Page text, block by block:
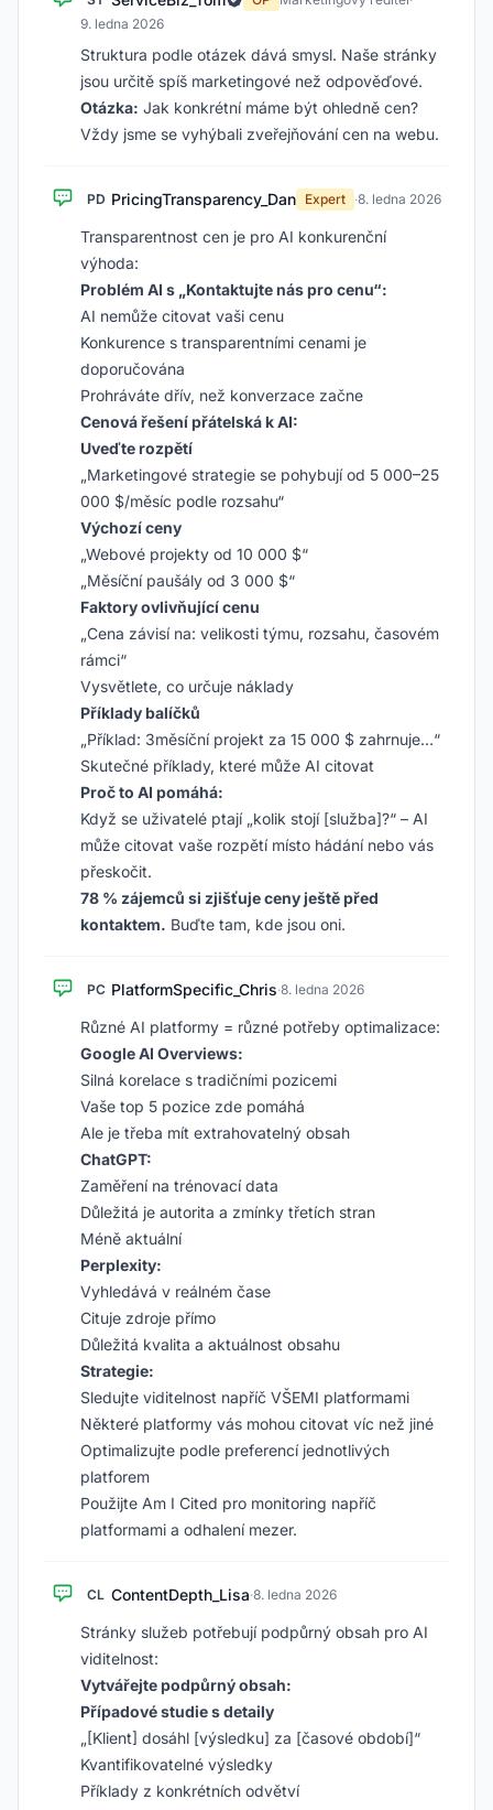
9. ledna 2026
Struktura podle otázek dává smysl. Naše stránky
jsou určitě spíš marketingové než odpověďové.
Otázka: Jak konkrétní máme být ohledně cen?
Vždy jsme se vyhýbali zveřejňování cen na webu.
PD PricingTransparency_Dan Expert ·8. ledna 2026
Transparentnost cen je pro AI konkurenční
výhoda:
Problém AI s „Kontaktujte nás pro cenu“:
AI nemůže citovat vaši cenu
Konkurence s transparentními cenami je
doporučována
Prohráváte dřív, než konverzace začne
Cenová řešení přátelská k AI:
Uveďte rozpětí
„Marketingové strategie se pohybují od 5 000–25
000 $/měsíc podle rozsahu“
Výchozí ceny
„Webové projekty od 10 000 $“
„Měsíční paušály od 3 000 $“
Faktory ovlivňující cenu
„Cena závisí na: velikosti týmu, rozsahu, časovém
rámci“
Vysvětlete, co určuje náklady
Příklady balíčků
„Příklad: 3měsíční projekt za 15 000 $ zahrnuje…“
Skutečné příklady, které může AI citovat
Proč to AI pomáhá:
Když se uživatelé ptají „kolik stojí [služba]?“ – AI
může citovat vaše rozpětí místo hádání nebo vás
přeskočit.
78 % zájemců si zjišťuje ceny ještě před
kontaktem. Buďte tam, kde jsou oni.
PC PlatformSpecific_Chris·8. ledna 2026
Různé AI platformy = různé potřeby optimalizace:
Google AI Overviews:
Silná korelace s tradičními pozicemi
Vaše top 5 pozice zde pomáhá
Ale je třeba mít extrahovatelný obsah
ChatGPT:
Zaměření na trénovací data
Důležitá je autorita a zmínky třetích stran
Méně aktuální
Perplexity:
Vyhledává v reálném čase
Cituje zdroje přímo
Důležitá kvalita a aktuálnost obsahu
Strategie:
Sledujte viditelnost napříč VŠEMI platformami
Některé platformy vás mohou citovat víc než jiné
Optimalizujte podle preferencí jednotlivých
platforem
Použijte Am I Cited pro monitoring napříč
platformami a odhalení mezer.
CL ContentDepth_Lisa·8. ledna 2026
Stránky služeb potřebují podpůrný obsah pro AI
viditelnost:
Vytvářejte podpůrný obsah:
Případové studie s detaily
„[Klient] dosáhl [výsledku] za [časové období]“
Kvantifikovatelné výsledky
Příklady z konkrétních odvětví